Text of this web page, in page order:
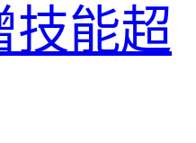
技能超